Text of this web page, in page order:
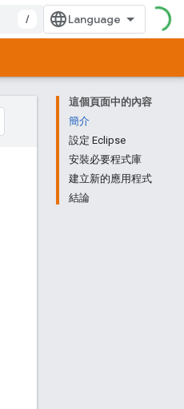
/
這個頁面中的內容
簡介
設定 Eclipse
安裝必要程式庫
建立新的應用程式
結論